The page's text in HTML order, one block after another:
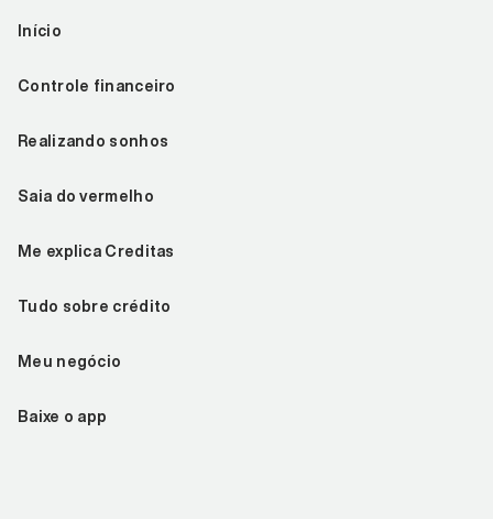
Início
Controle financeiro
Realizando sonhos
Saia do vermelho
Me explica Creditas
Tudo sobre crédito
Meu negócio
Baixe o app